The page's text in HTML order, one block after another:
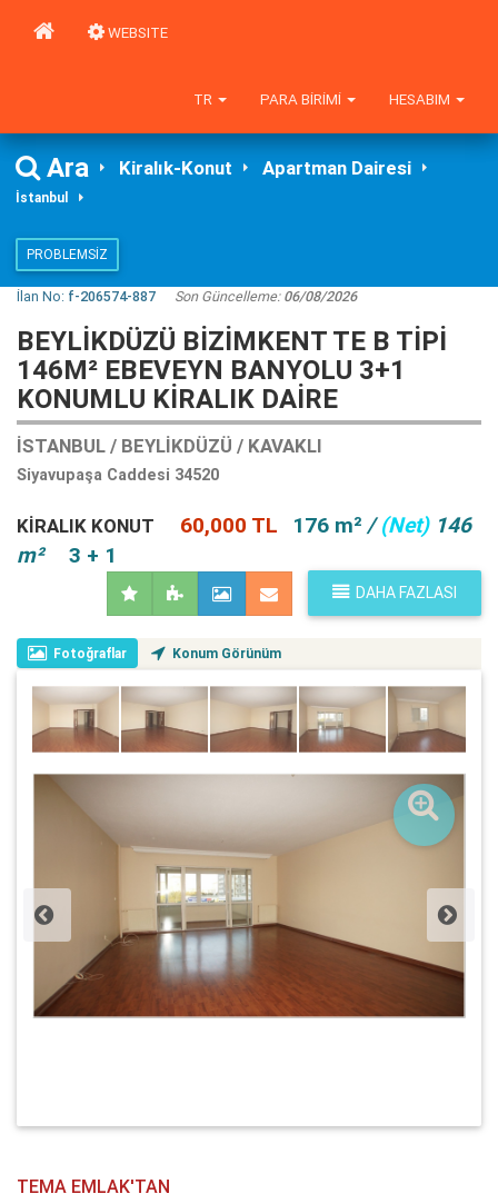
WEBSITE
HESABIM
PARA BIRIMI
TR
Ara Kiralık-Konut Apartman Dairesi
İstanbul
PROBLEMSIZ
İlan No: f-206574-887 Son Güncelleme:06/08/2026
BEYLİKDÜZÜ BİZİMKENT TE B TİPİ
146M² EBEVEYN BANYOLU 3+1
KONUMLU KİRALIK DAİRE
İSTANBUL / BEYLIKDÜZÜ / KAVAKLI
Siyavupaşa Caddesi 34520
KIRALIK KONUT 60,000 TL 176 m² /(Net)146
m²
3 + 1
DAHA FAZLASI
Fotoğraflar Konum Görünüm
TEMA EMLAK'TAN